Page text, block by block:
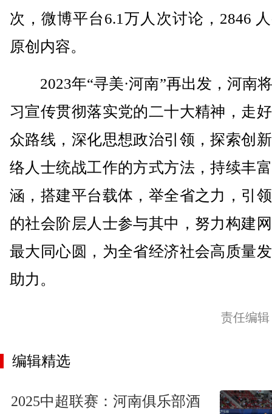
次，微博平台6.1万人次讨论，2846
原创内容。
2023年“寻美·河南”再出发，河南
习宣传贯彻落实党的二十大精神，走
众路线，深化思想政治引领，探索创
络人士统战工作的方式方法，持续丰
涵，搭建平台载体，举全省之力，引
的社会阶层人士参与其中，努力构建
最大同心圆，为全省经济社会高质量
助力。
责任编
编辑精选
2025中超联赛：河南俱乐部酒